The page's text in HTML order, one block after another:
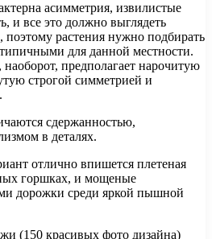
асимметрия, извилистые
и все это должно выглядеть
поэтому растения нужно подбирать
для данной местности.
предполагает нарочитую
строгой симметрией и
сдержанностью,
в деталях.
отлично впишется плетеная
горшках, и мощеные
дорожки среди яркой пышной